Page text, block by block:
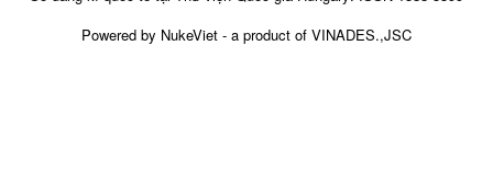
Powered by NukeViet - a product of VINADES.,JSC